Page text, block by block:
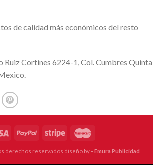
de calidad más económicos del resto
Ruiz Cortines 6224-1, Col. Cumbres Quinta
derechos reservados diseño by - Emura Publicidad